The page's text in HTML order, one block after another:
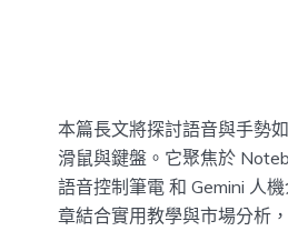
本篇長文將探討語音與手勢
滑鼠與鍵盤。它聚焦於
語音控制筆電 和 Gemini 人
章結合實用教學與市場分析